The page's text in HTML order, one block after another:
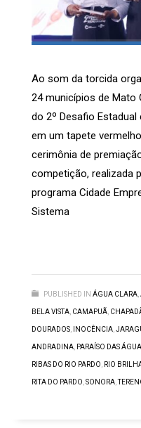
Ao som da torcida
24 municípios de Mato
do 2º Desafio
em um tapete
cerimônia de
competição, realizada
programa Cidade
Sistema
PUBLISHED IN ÁGUA CLARA,
BELA VISTA, CAMAPUÃ,
DOURADOS, INOCÊNCIA,
ANDRADINA, PARAÍSO DAS
RIBAS DO RIO PARDO, RIO
RITA DO PARDO,SONORA,